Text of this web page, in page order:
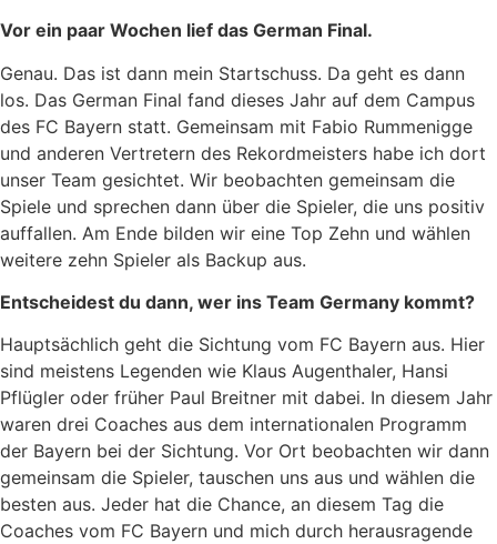
Vor ein paar Wochen lief das German Final.
Genau. Das ist dann mein Startschuss. Da geht es dann
los. Das German Final fand dieses Jahr auf dem Campus
des FC Bayern statt. Gemeinsam mit Fabio Rummenigge
und anderen Vertretern des Rekordmeisters habe ich dort
unser Team gesichtet. Wir beobachten gemeinsam die
Spiele und sprechen dann über die Spieler, die uns positiv
auffallen. Am Ende bilden wir eine Top Zehn und wählen
weitere zehn Spieler als Backup aus.
Entscheidest du dann, wer ins Team Germany kommt?
Hauptsächlich geht die Sichtung vom FC Bayern aus. Hier
sind meistens Legenden wie Klaus Augenthaler, Hansi
Pflügler oder früher Paul Breitner mit dabei. In diesem Jahr
waren drei Coaches aus dem internationalen Programm
der Bayern bei der Sichtung. Vor Ort beobachten wir dann
gemeinsam die Spieler, tauschen uns aus und wählen die
besten aus. Jeder hat die Chance, an diesem Tag die
Coaches vom FC Bayern und mich durch herausragende